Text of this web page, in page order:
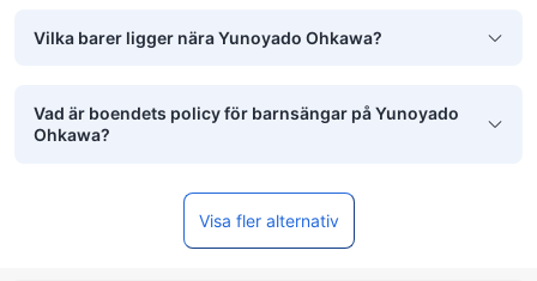
Vilka barer ligger nära Yunoyado Ohkawa?
Vad är boendets policy för barnsängar på Yunoyado
Ohkawa?
Visa fler alternativ